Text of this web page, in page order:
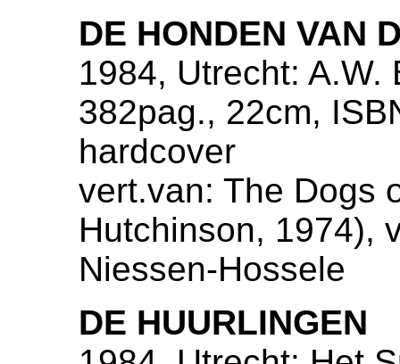
DE HONDEN VAN
1984, Utrecht:
382pag., 22cm,
hardcover
vert.van: The Dogs
Hutchinson, 1974),
Niessen-Hossele
DE HUURLINGEN